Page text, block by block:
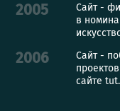
2005
Сайт -
в
2006
Сайт -
сайте